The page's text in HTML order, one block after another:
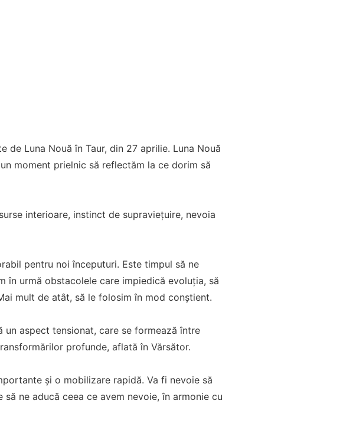
de Luna Nouă în Taur, din 27 aprilie. Luna Nouă
moment prielnic să reflectăm la ce dorim să
interioare, instinct de supraviețuire, nevoia
pentru noi începuturi. Este timpul să ne
în urmă obstacolele care impiedică evoluția, să
mult de atât, să le folosim în mod conștient.
un aspect tensionat, care se formează între
profunde, aflată în Vărsător.
și o mobilizare rapidă. Va fi nevoie să
ne aducă ceea ce avem nevoie, în armonie cu